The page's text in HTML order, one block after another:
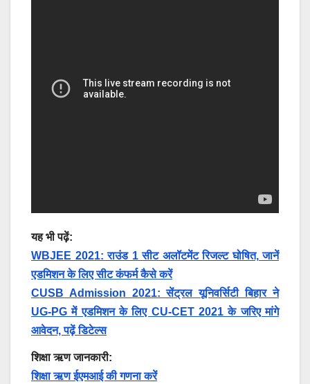
यह भी पढ़ें:
WBJEE 2021: राउंड 1 सीट अलॉटमेंट रिजल्ट घोषित, जानें
एडमिशन के लिए सीट कंफर्म कैसे करें
CUSB Admission 2021: सेंट्रल यूनिवर्सिटी बिहार ने
UG-PG में एडमिशन के लिए CU-CET 2021 के जरिए मांगे
आवेदन, पढ़ें डिटेल्स
शिक्षा ऋण जानकारी:
शिक्षा ऋण ईएमआई की गणना करें